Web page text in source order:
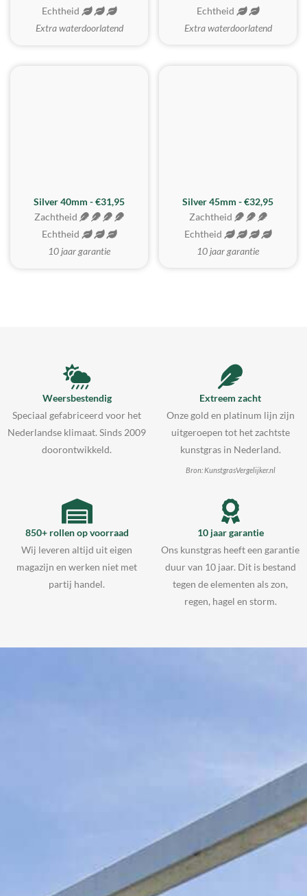
Echtheid
Extra waterdoorlatend
Echtheid
Extra waterdoorlatend
Silver 40mm - €31,95
Zachtheid
Echtheid
10 jaar garantie
MEEST GEKOZEN
Silver 45mm - €32,95
Zachtheid
Echtheid
10 jaar garantie
Weersbestendig
Speciaal gefabriceerd voor het
Nederlandse klimaat. Sinds 2009
doorontwikkeld.
Extreem zacht
Onze gold en platinum lijn zijn
uitgeroepen tot het zachtste
kunstgras in Nederland.
Bron: KunstgrasVergelijker.nl
850+ rollen op voorraad
Wij leveren altijd uit eigen
magazijn en werken niet met
partij handel.
10 jaar garantie
Ons kunstgras heeft een garantie
duur van 10 jaar. Dit is bestand
tegen de elementen als zon,
regen, hagel en storm.